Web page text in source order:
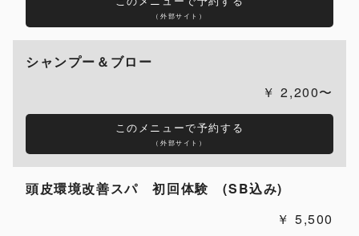
（外部サイト）
シャンプー＆ブロー
2,200〜
このメニューで予約する
（外部サイト）
頭皮環境改善スパ 初回体験 (SB込み)
5,500